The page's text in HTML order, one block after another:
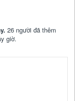
26 người đã thêm
giờ.